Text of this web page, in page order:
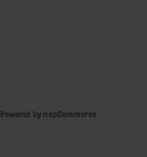
Powered by nopCommerce